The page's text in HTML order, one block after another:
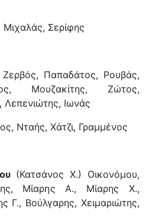
Μιχαλάς, Σερίφης
Παπαδάτος, Ρουβάς,
Μουζακίτης, Ζώτος,
Ιωνάς
Νταής, Χάτζι, Γραμμένος
(Κατσάνος Χ.) Οικονόμου,
Μίαρης Α., Μίαρης Χ.,
Γ., Βούλγαρης, Χειμαριώτης,